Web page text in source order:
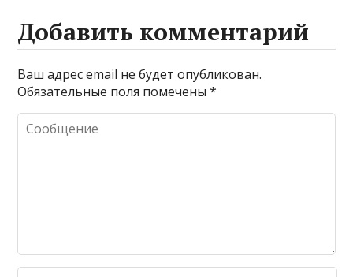
Добавить комментарий
Ваш адрес email не будет опубликован.
Обязательные поля помечены*